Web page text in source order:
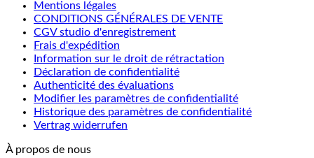
Mentions légales
CONDITIONS GÉNÉRALES DE VENTE
CGV studio d'enregistrement
Frais d'expédition
Information sur le droit de rétractation
Déclaration de confidentialité
Authenticité des évaluations
Modifier les paramètres de confidentialité
Historique des paramètres de confidentialité
Vertrag widerrufen
À propos de nous